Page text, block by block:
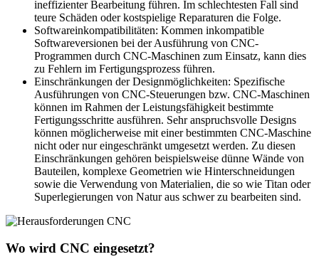
ineffizienter Bearbeitung führen. Im schlechtesten Fall sind
teure Schäden oder kostspielige Reparaturen die Folge.
Softwareinkompatibilitäten: Kommen inkompatible
Softwareversionen bei der Ausführung von CNC-
Programmen durch CNC-Maschinen zum Einsatz, kann dies
zu Fehlern im Fertigungsprozess führen.
Einschränkungen der Designmöglichkeiten: Spezifische
Ausführungen von CNC-Steuerungen bzw. CNC-Maschinen
können im Rahmen der Leistungsfähigkeit bestimmte
Fertigungsschritte ausführen. Sehr anspruchsvolle Designs
können möglicherweise mit einer bestimmten CNC-Maschine
nicht oder nur eingeschränkt umgesetzt werden. Zu diesen
Einschränkungen gehören beispielsweise dünne Wände von
Bauteilen, komplexe Geometrien wie Hinterschneidungen
sowie die Verwendung von Materialien, die so wie Titan oder
Superlegierungen von Natur aus schwer zu bearbeiten sind.
Wo wird CNC eingesetzt?